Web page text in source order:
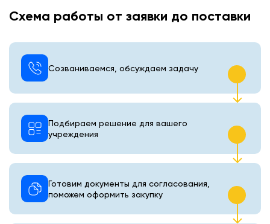
Схема работы от заявки до поставки
Созваниваемся, обсуждаем задачу
Подбираем решение для вашего
учреждения
Готовим документы для согласования,
поможем оформить закупку